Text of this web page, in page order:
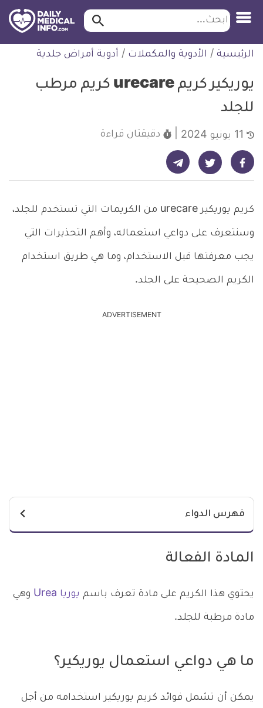
التخطي
للمحتوى
طبية
ابحث ابحث…
الرئيسية / الأدوية والمكملات / أدوية أمراض جلدية
يوريكير كريم urecare كريم مرطب
للجلد
دقيقتان قراءة
شارك على فيسبوك - ديلي ميديكال انفو شارك على تويتر - ديلي ميديكال انفو شارك على تيليجرام - ديلي ميديكال انفو
كريم يوريكير urecare من الكريمات التي تستخدم للجلد،
وسنتعرف على دواعي استعماله، وأهم التحذيرات التي
يجب معرفتها قبل الاستخدام، وما هي طريق استخدام
الكريم الصحيحة على الجلد.
ADVERTISEMENT
فهرس الدواء
المادة الفعالة
يحتوي هذا الكريم على مادة تعرف باسم يوريا Urea وهي
مادة مرطبة للجلد.
ما هي دواعي استعمال يوريكير؟
يمكن أن تشمل فوائد كريم يوريكير استخدامه من أجل